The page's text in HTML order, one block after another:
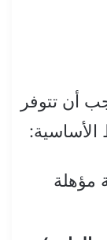
أن تتوفر
مؤهلة